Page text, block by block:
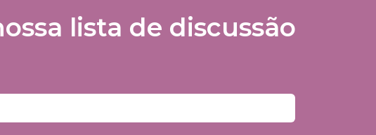
lista de discussão